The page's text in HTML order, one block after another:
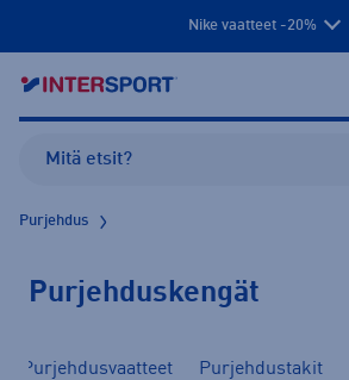
Nike vaatteet -20%
Purjehdus
Purjehduskengät
Purjehdusvaatteet Purjehdustakit